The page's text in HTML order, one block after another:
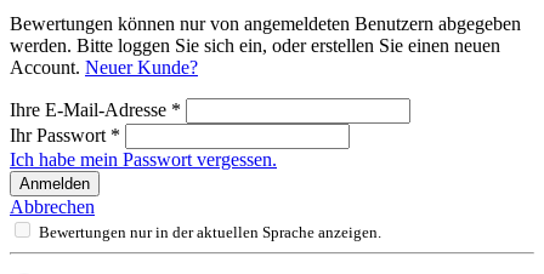
Bewertungen können nur von angemeldeten Benutzern abgegeben
werden. Bitte loggen Sie sich ein, oder erstellen Sie einen neuen
Account. Neuer Kunde?
Ihre E-Mail-Adresse *
Ihr Passwort *
Ich habe mein Passwort vergessen.
Anmelden
Abbrechen
Bewertungen nur in der aktuellen Sprache anzeigen.